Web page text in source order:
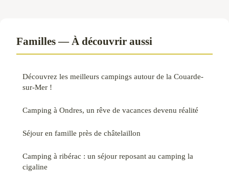
Familles — À découvrir aussi
Découvrez les meilleurs campings autour de la Couarde-
sur-Mer !
Camping à Ondres, un rêve de vacances devenu réalité
Séjour en famille près de châtelaillon
Camping à ribérac : un séjour reposant au camping la
cigaline